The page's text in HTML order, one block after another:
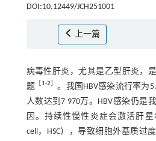
DOI:10.12449/JCH251001
上一篇
病毒性肝炎，尤其是乙型肝炎，
题［1-2］ 。我国HBV感染流行率为
人数达到7 970万。HBV感染仍是
因。持续性慢性炎症会激活肝星
cell，HSC），导致细胞外基质过